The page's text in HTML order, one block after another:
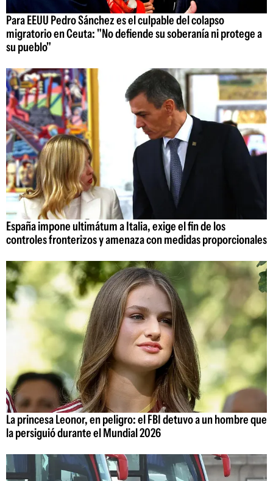
Para EEUU Pedro Sánchez es el culpable del colapso
migratorio en Ceuta: "No defiende su soberanía ni protege a
su pueblo"
España impone ultimátum a Italia, exige el fin de los
controles fronterizos y amenaza con medidas proporcionales
La princesa Leonor, en peligro: el FBI detuvo a un hombre que
la persiguió durante el Mundial 2026